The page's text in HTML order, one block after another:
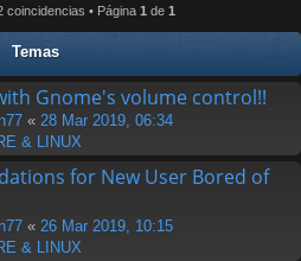
r
coincidencias • Página 1 de 1
Temas
Gnome's volume control!!
« 28 Mar 2019, 06:34
& LINUX
for New User Bored of
« 26 Mar 2019, 10:15
& LINUX